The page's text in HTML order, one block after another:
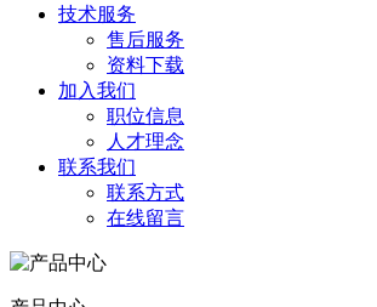
技术服务
售后服务
资料下载
加入我们
职位信息
人才理念
联系我们
联系方式
在线留言